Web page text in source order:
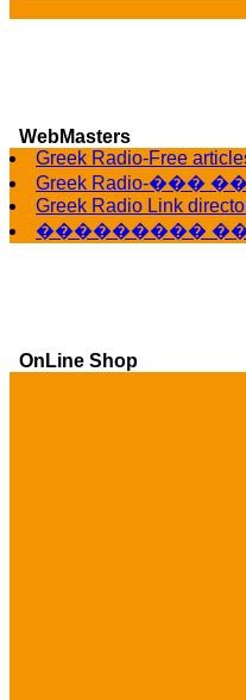
WebMasters
Greek Radio-Free
Greek Radio-���
Greek Radio Link
��������� ��
OnLine Shop